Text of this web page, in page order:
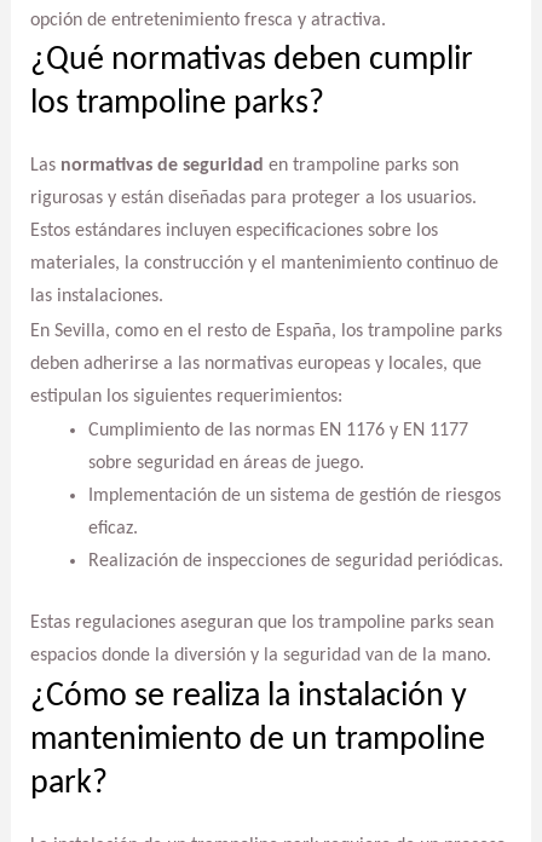
opción de entretenimiento fresca y atractiva.
¿Qué normativas deben cumplir
los trampoline parks?
Las normativas de seguridad en trampoline parks son
rigurosas y están diseñadas para proteger a los usuarios.
Estos estándares incluyen especificaciones sobre los
materiales, la construcción y el mantenimiento continuo de
las instalaciones.
En Sevilla, como en el resto de España, los trampoline parks
deben adherirse a las normativas europeas y locales, que
estipulan los siguientes requerimientos:
Cumplimiento de las normas EN 1176 y EN 1177
sobre seguridad en áreas de juego.
Implementación de un sistema de gestión de riesgos
eficaz.
Realización de inspecciones de seguridad periódicas.
Estas regulaciones aseguran que los trampoline parks sean
espacios donde la diversión y la seguridad van de la mano.
¿Cómo se realiza la instalación y
mantenimiento de un trampoline
park?